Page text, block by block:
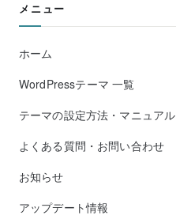
メニュー
ホーム
WordPressテーマ 一覧
テーマの設定方法・マニュアル
よくある質問・お問い合わせ
お知らせ
アップデート情報